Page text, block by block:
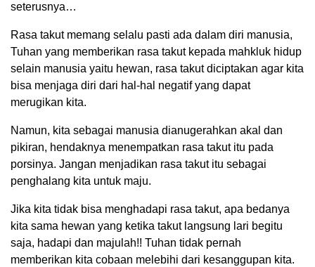
seterusnya…
Rasa takut memang selalu pasti ada dalam diri manusia,
Tuhan yang memberikan rasa takut kepada mahkluk hidup
selain manusia yaitu hewan, rasa takut diciptakan agar kita
bisa menjaga diri dari hal-hal negatif yang dapat
merugikan kita.
Namun, kita sebagai manusia dianugerahkan akal dan
pikiran, hendaknya menempatkan rasa takut itu pada
porsinya. Jangan menjadikan rasa takut itu sebagai
penghalang kita untuk maju.
Jika kita tidak bisa menghadapi rasa takut, apa bedanya
kita sama hewan yang ketika takut langsung lari begitu
saja, hadapi dan majulah!! Tuhan tidak pernah
memberikan kita cobaan melebihi dari kesanggupan kita.